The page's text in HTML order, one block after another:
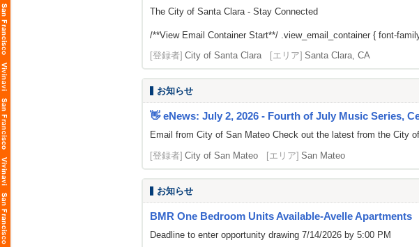
The City of Santa Clara - Stay Connected
/**View Email Container Start**/ .view_email_container { font-
[登録者] City of Santa Clara [エリア] Santa Clara, CA
お知らせ
👋 eNews: July 2, 2026 - Fourth of July Music Series,
Email from City of San Mateo Check out the latest from the City
[登録者] City of San Mateo [エリア] San Mateo
お知らせ
BMR One Bedroom Units Available-Avelle Apartments
Deadline to enter opportunity drawing 7/14/2026 by 5:00 PM